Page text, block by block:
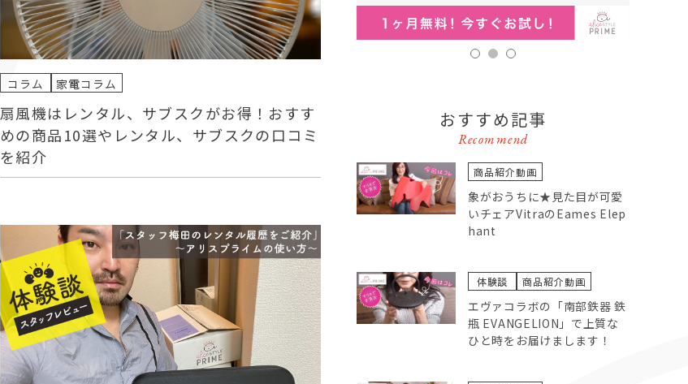
コラム 家電コラム
扇風機はレンタル、サブスクがお得！おすす
めの商品10選やレンタル、サブスクの口コミ
を紹介
1 2 3
おすすめ記事
Recommend
商品紹介動画
象がおうちに★見た目が可愛
いチェアVitraのEames Elep
hant
体験談 商品紹介動画
エヴァコラボの「南部鉄器 鉄
瓶 EVANGELION」で上質な
ひと時をお届けまします！